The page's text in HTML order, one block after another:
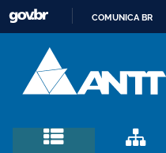
COMUNICA BR